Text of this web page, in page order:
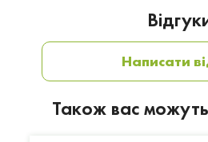
Написати
Також вас